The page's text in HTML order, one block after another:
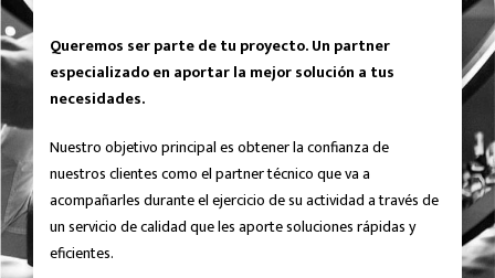
Queremos ser parte de tu proyecto. Un partner
especializado en aportar la mejor solución a tus
necesidades.
Nuestro objetivo principal es obtener la confianza de
nuestros clientes como el partner técnico que va a
acompañarles durante el ejercicio de su actividad a través de
un servicio de calidad que les aporte soluciones rápidas y
eficientes.